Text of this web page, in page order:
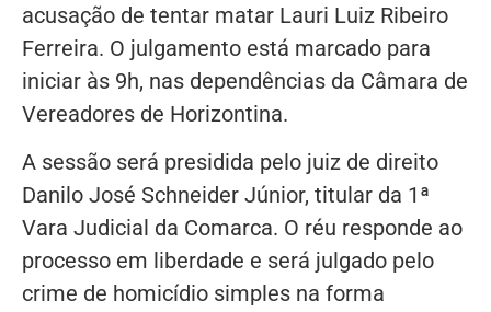
acusação de tentar matar Lauri Luiz Ribeiro
Ferreira. O julgamento está marcado para
iniciar às 9h, nas dependências da Câmara de
Vereadores de Horizontina.
A sessão será presidida pelo juiz de direito
Danilo José Schneider Júnior, titular da 1ª
Vara Judicial da Comarca. O réu responde ao
processo em liberdade e será julgado pelo
crime de homicídio simples na forma